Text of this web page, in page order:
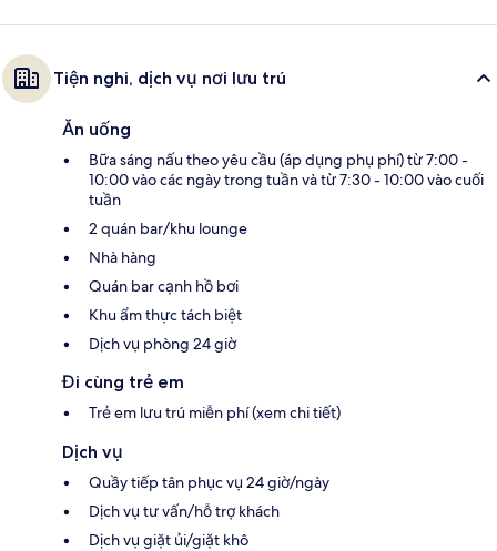
Tiện nghi, dịch vụ nơi lưu trú
Ăn uống
Bữa sáng nấu theo yêu cầu (áp dụng phụ phí) từ 7:00 -
10:00 vào các ngày trong tuần và từ 7:30 - 10:00 vào cuối
tuần
2 quán bar/khu lounge
Nhà hàng
Quán bar cạnh hồ bơi
Khu ẩm thực tách biệt
Dịch vụ phòng 24 giờ
Đi cùng trẻ em
Trẻ em lưu trú miễn phí (xem chi tiết)
Dịch vụ
Quầy tiếp tân phục vụ 24 giờ/ngày
Dịch vụ tư vấn/hỗ trợ khách
Dịch vụ giặt ủi/giặt khô